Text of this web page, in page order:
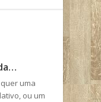
uma
ou um